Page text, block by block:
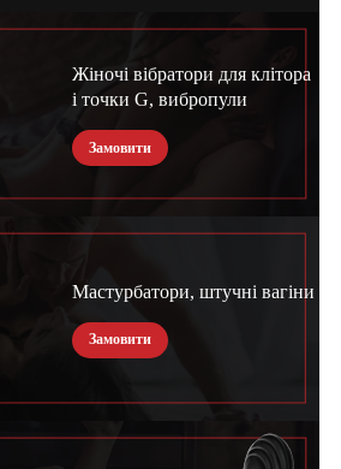
Жіночі вібратори для клітора
і точки G, вибропули
Замовити
Мастурбатори, штучні вагіни
Замовити